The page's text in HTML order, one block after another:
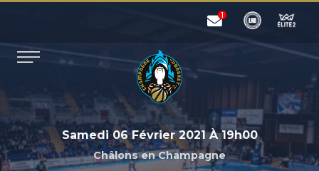
Samedi 06 Février 2021À 19h00
Châlons en Champagne